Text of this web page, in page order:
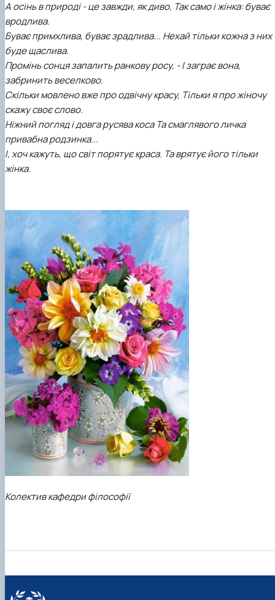
клуб»
міжособистісної та міжгрупової комунікаці…
Науковий гурток «Історія держави і права
України»
А осінь в природі - це завжди, як диво, Так само і жінка: буває
вродлива.
Буває примхлива, буває зрадлива... Нехай тільки кожна з них
буде щаслива.
Промінь сонця запалить ранкову росу, - І заграє вона,
забринить веселково.
Скільки мовлено вже про одвічну красу, Тільки я про жіночу
скажу своє слово.
Ніжний погляд і довга русява коса Та смаглявого личка
привабна родзинка...
І, хоч кажуть, що світ порятує краса. Та врятує його тільки
жінка.
Колектив кафедри філософії